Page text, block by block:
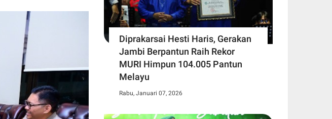
Diprakarsai Hesti Haris, Gerakan
Jambi Berpantun Raih Rekor
MURI Himpun 104.005 Pantun
Melayu
Rabu, Januari 07, 2026